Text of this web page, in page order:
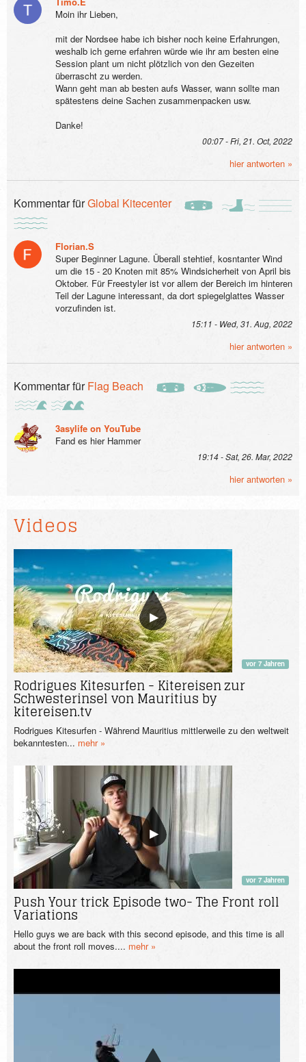
Moin ihr Lieben,
mit der Nordsee habe ich bisher noch keine Erfahrungen,
weshalb ich gerne erfahren würde wie ihr am besten eine
Session plant um nicht plötzlich von den Gezeiten
überrascht zu werden.
Wann geht man ab besten aufs Wasser, wann sollte man
spätestens deine Sachen zusammenpacken usw.
Danke!
00:07 - Fri, 21. Oct, 2022
hier antworten »
Kommentar fürGlobal Kitecenter
Florian.S
Super Beginner Lagune. Überall stehtief, kosntanter Wind
um die 15 - 20 Knoten mit 85% Windsicherheit von April bis
Oktober. Für Freestyler ist vor allem der Bereich im hinteren
Teil der Lagune interessant, da dort spiegelglattes Wasser
vorzufinden ist.
15:11 - Wed, 31. Aug, 2022
hier antworten »
Kommentar fürFlag Beach
3asylife on YouTube
Fand es hier Hammer
19:14 - Sat, 26. Mar, 2022
hier antworten »
Videos
vor 7 Jahren
Rodrigues Kitesurfen - Kitereisen zur
Schwesterinsel von Mauritius by
kitereisen.tv
Rodrigues Kitesurfen - Während Mauritius mittlerweile zu den weltweit
bekanntesten... mehr »
vor 7 Jahren
Push Your trick Episode two- The Front roll
Variations
Hello guys we are back with this second episode, and this time is all
about the front roll moves.... mehr »